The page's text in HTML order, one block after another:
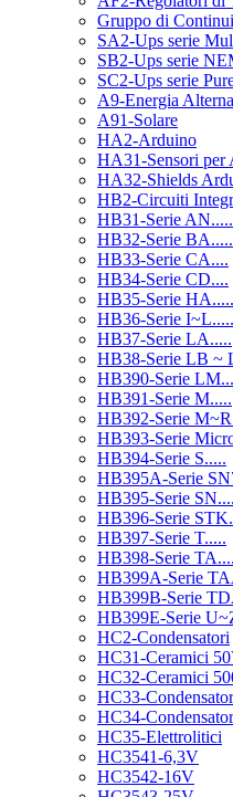
Gruppo di
SA2-Ups serie
SB2-Ups serie
SC2-Ups serie
A9-Energia
A91-Solare
HA2-Arduino
HA31-Sensori per
HA32-Shields
HB2-Circuiti
HB31-Serie AN.....
HB32-Serie BA.....
HB33-Serie CA....
HB34-Serie CD....
HB35-Serie HA.....
HB36-Serie I~L.....
HB37-Serie LA.....
HB38-Serie LB ~
HB390-Serie
HB391-Serie M.....
HB392-Serie
HB393-Serie
HB394-Serie S.....
HB395A-Serie
HB395-Serie
HB396-Serie
HB397-Serie T.....
HB398-Serie
HB399A-Serie
HB399B-Serie
HB399E-Serie
HC2-Condensatori
HC31-Ceramici
HC32-Ceramici
HC33-
HC34-
HC35-Elettrolitici
HC3541-6,3V
HC3542-16V